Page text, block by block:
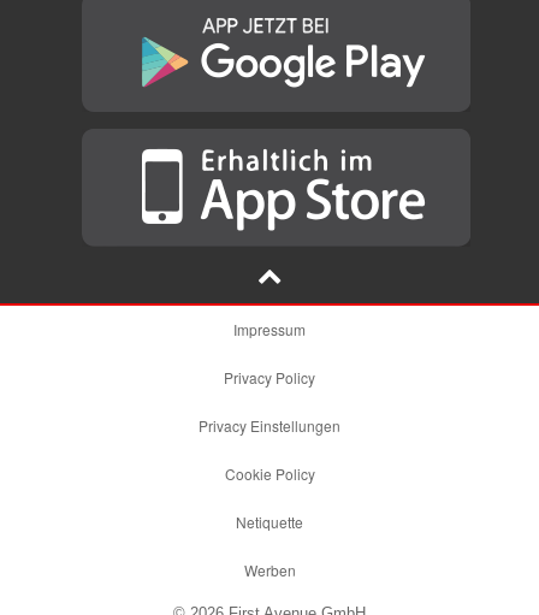
Impressum
Privacy Policy
Privacy Einstellungen
Cookie Policy
Netiquette
Werben